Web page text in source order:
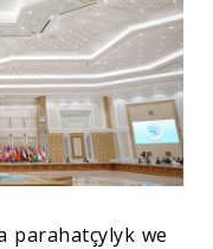
parahatçylyk we